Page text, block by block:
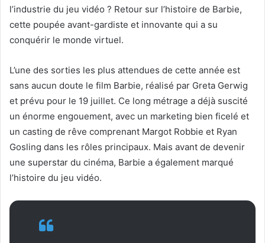
l’industrie du jeu vidéo ? Retour sur l’histoire de Barbie,
cette poupée avant-gardiste et innovante qui a su
conquérir le monde virtuel.
L’une des sorties les plus attendues de cette année est
sans aucun doute le film Barbie, réalisé par Greta Gerwig
et prévu pour le 19 juillet. Ce long métrage a déjà suscité
un énorme engouement, avec un marketing bien ficelé et
un casting de rêve comprenant Margot Robbie et Ryan
Gosling dans les rôles principaux. Mais avant de devenir
une superstar du cinéma, Barbie a également marqué
l’histoire du jeu vidéo.